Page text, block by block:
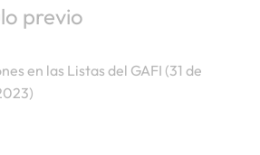
previo
en las Listas del GAFI (31 de